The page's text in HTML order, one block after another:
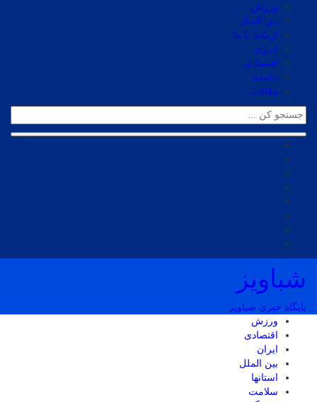
ورزش
بین الملل
ارتباط با ما
انرژی
اقتصادی
جامعه
مقالات
شباویز
پایگاه خبری شباویز
ورزش
اقتصادی
ایران
بین الملل
استانها
سلامت